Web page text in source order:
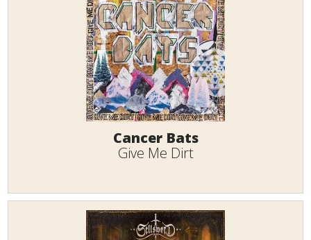
Cancer Bats
Give Me Dirt